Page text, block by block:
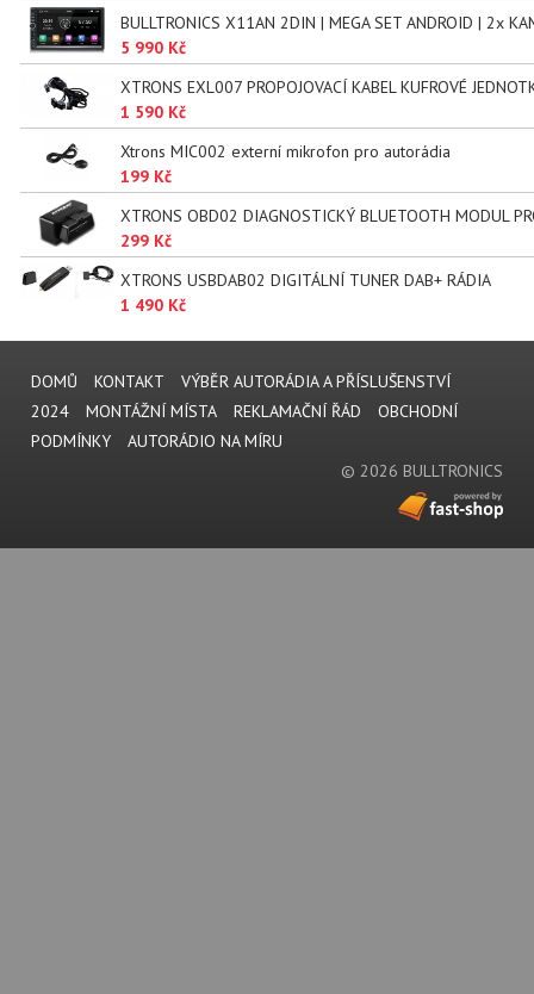
BULLTRONICS X11AN 2DIN | MEGA SET ANDROID | 2x
5 990 Kč
XTRONS EXL007 PROPOJOVACÍ KABEL KUFROVÉ
1 590 Kč
Xtrons MIC002 externí mikrofon pro autorádia
199 Kč
XTRONS OBD02 DIAGNOSTICKÝ BLUETOOTH MODUL
299 Kč
XTRONS USBDAB02 DIGITÁLNÍ TUNER DAB+ RÁDIA
1 490 Kč
DOMŮ KONTAKT
VÝBĚR AUTORÁDIA A PŘÍSLUŠENSTVÍ
2024
MONTÁŽNÍ MÍSTA REKLAMAČNÍ ŘÁD
OBCHODNÍ
PODMÍNKY
AUTORÁDIO NA MÍRU
© 2026 BULLTRONICS